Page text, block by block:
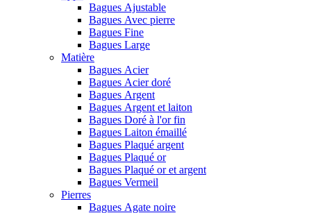
Bagues Ajustable
Bagues Avec pierre
Bagues Fine
Bagues Large
Matière
Bagues Acier
Bagues Acier doré
Bagues Argent
Bagues Argent et laiton
Bagues Doré à l'or fin
Bagues Laiton émaillé
Bagues Plaqué argent
Bagues Plaqué or
Bagues Plaqué or et argent
Bagues Vermeil
Pierres
Bagues Agate noire